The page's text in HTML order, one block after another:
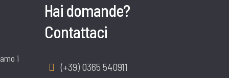
i
Hai domande?
Contattaci
(+39) 0365 540911